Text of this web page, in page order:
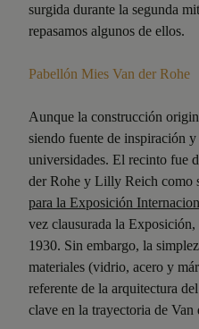
surgida durante la segunda
repasamos algunos de ellos.
Pabellón Mies Van der Rohe
Aunque la construcción
siendo fuente de inspiración y
universidades. El recinto fue
der Rohe y Lilly Reich como
para la Exposición
vez clausurada la
1930. Sin embargo, la
materiales (vidrio, acero y
referente de la arquitectura
clave en la trayectoria de Van